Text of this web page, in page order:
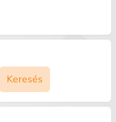
Keresés